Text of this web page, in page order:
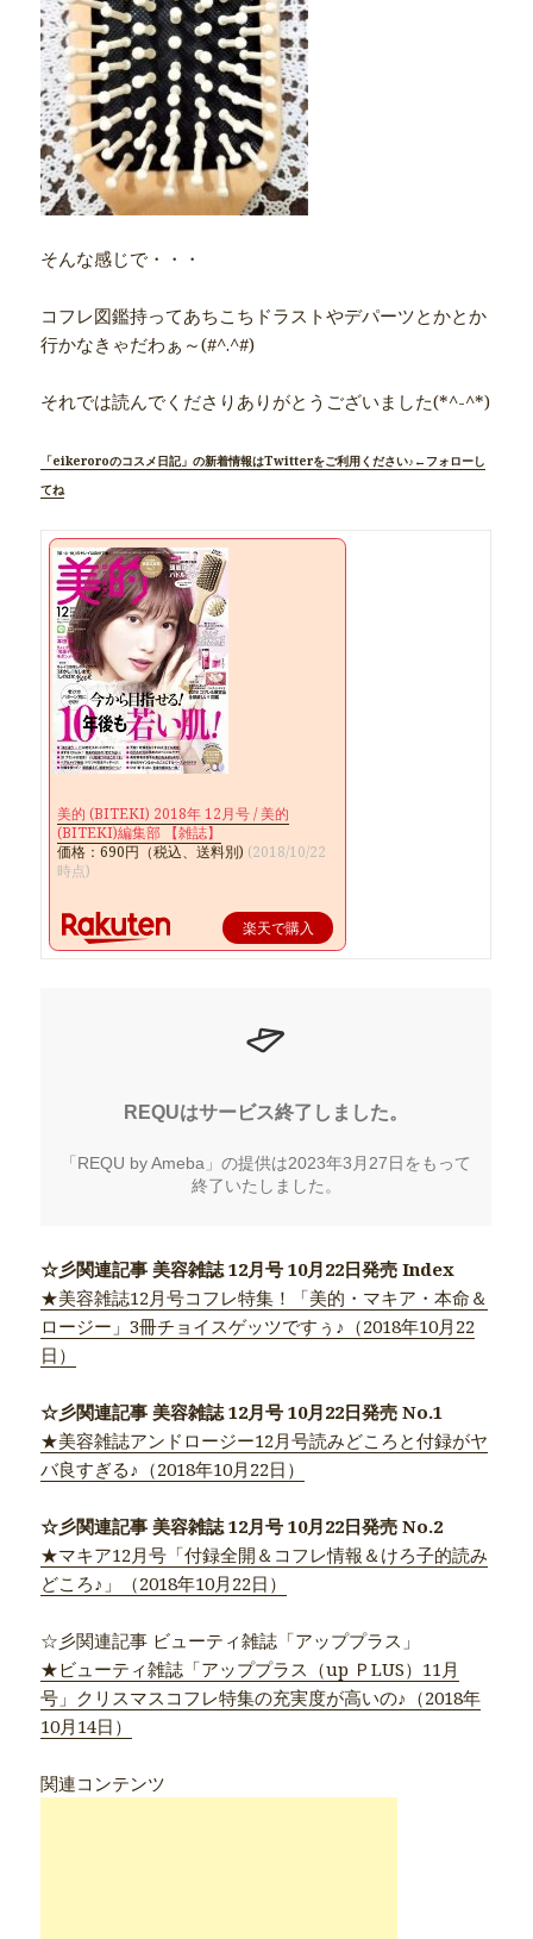
そんな感じで・・・
コフレ図鑑持ってあちこちドラストやデパーツとかとか
行かなきゃだわぁ～(#^.^#)
それでは読んでくださりありがとうございました(*^-^*)
「eikeroroのコスメ日記」の新着情報はTwitterをご利用ください♪←フォローし
てね
美的 (BITEKI) 2018年 12月号 / 美的
(BITEKI)編集部 【雑誌】
価格：690円（税込、送料別) (2018/10/22
時点)
楽天で購入
☆彡関連記事 美容雑誌 12月号 10月22日発売 Index
★美容雑誌12月号コフレ特集！「美的・マキア・本命＆
ロージー」3冊チョイスゲッツですぅ♪（2018年10月22
日）
☆彡関連記事 美容雑誌 12月号 10月22日発売 No.1
★美容雑誌アンドロージー12月号読みどころと付録がヤ
バ良すぎる♪（2018年10月22日）
☆彡関連記事 美容雑誌 12月号 10月22日発売 No.2
★マキア12月号「付録全開＆コフレ情報＆けろ子的読み
どころ♪」（2018年10月22日）
☆彡関連記事 ビューティ雑誌「アッププラス」
★ビューティ雑誌「アッププラス（up ＰLUS）11月
号」クリスマスコフレ特集の充実度が高いの♪（2018年
10月14日）
関連コンテンツ